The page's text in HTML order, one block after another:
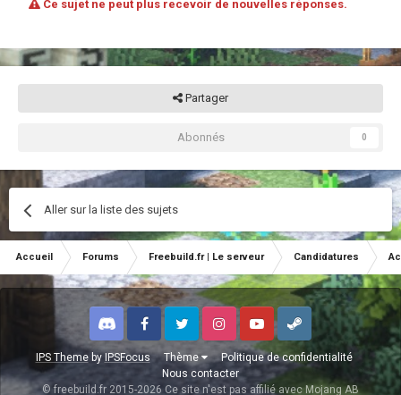
Ce sujet ne peut plus recevoir de nouvelles réponses.
Partager
Abonnés 0
Aller sur la liste des sujets
Accueil Forums Freebuild.fr | Le serveur Candidatures
IPS Themeby IPSFocus Thème
Politique de confidentialité
Nous contacter
Discord FacebookTwitter InstagramYoutubeSteam
© freebuild.fr 2015-2026 Ce site n'est pas affilié avec Mojang AB